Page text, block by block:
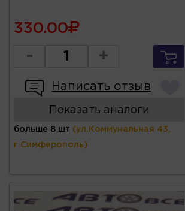
330.00
- +
Написать отзыв
Показать аналоги
больше 8 шт (ул.Коммунальная 43,
г.Симферополь)